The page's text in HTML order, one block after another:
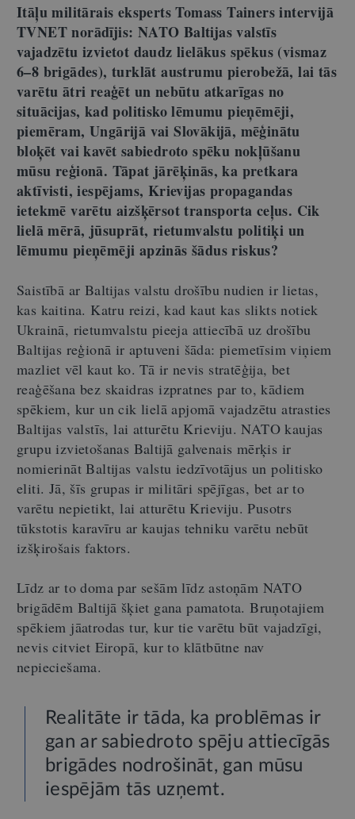
Itāļu militārais eksperts Tomass Tainers intervijā
TVNET norādījis: NATO Baltijas valstīs
vajadzētu izvietot daudz lielākus spēkus (vismaz
6–8 brigādes), turklāt austrumu pierobežā, lai tās
varētu ātri reaģēt un nebūtu atkarīgas no
situācijas, kad politisko lēmumu pieņēmēji,
piemēram, Ungārijā vai Slovākijā, mēģinātu
bloķēt vai kavēt sabiedroto spēku nokļūšanu
mūsu reģionā. Tāpat jārēķinās, ka pretkara
aktīvisti, iespējams, Krievijas propagandas
ietekmē varētu aizšķērsot transporta ceļus. Cik
lielā mērā, jūsuprāt, rietumvalstu politiķi un
lēmumu pieņēmēji apzinās šādus riskus?
Saistībā ar Baltijas valstu drošību nudien ir lietas,
kas kaitina. Katru reizi, kad kaut kas slikts notiek
Ukrainā, rietumvalstu pieeja attiecībā uz drošību
Baltijas reģionā ir aptuveni šāda: piemetīsim viņiem
mazliet vēl kaut ko. Tā ir nevis stratēģija, bet
reaģēšana bez skaidras izpratnes par to, kādiem
spēkiem, kur un cik lielā apjomā vajadzētu atrasties
Baltijas valstīs, lai atturētu Krieviju. NATO kaujas
grupu izvietošanas Baltijā galvenais mērķis ir
nomierināt Baltijas valstu iedzīvotājus un politisko
eliti. Jā, šīs grupas ir militāri spējīgas, bet ar to
varētu nepietikt, lai atturētu Krieviju. Pusotrs
tūkstotis karavīru ar kaujas tehniku varētu nebūt
izšķirošais faktors.
Līdz ar to doma par sešām līdz astoņām NATO
brigādēm Baltijā šķiet gana pamatota. Bruņotajiem
spēkiem jāatrodas tur, kur tie varētu būt vajadzīgi,
nevis citviet Eiropā, kur to klātbūtne nav
nepieciešama.
Realitāte ir tāda, ka problēmas ir
gan ar sabiedroto spēju attiecīgās
brigādes nodrošināt, gan mūsu
iespējām tās uzņemt.